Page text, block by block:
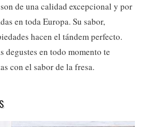
de una calidad excepcional y por
en toda Europa. Su sabor,
hacen el tándem perfecto.
degustes en todo momento te
con el sabor de la fresa.